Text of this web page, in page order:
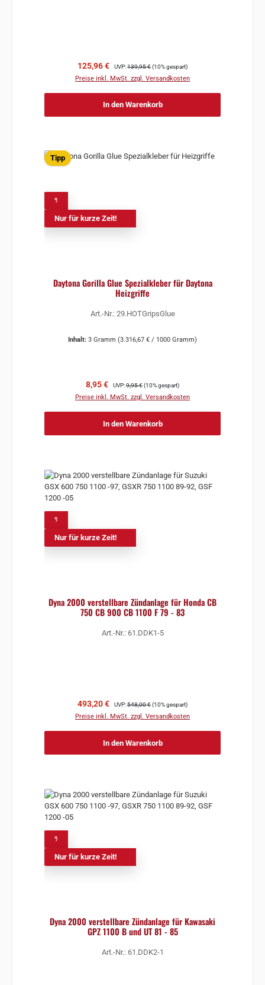
Verkaufspreis:
125,96 € Regulärer Preis:
UVP:139,95 €(10% gespart)
Preise inkl. MwSt. zzgl. Versandkosten
In den Warenkorb
Tipp
Nur für kurze Zeit!
Daytona Gorilla Glue Spezialkleber für Daytona
Heizgriffe
Art.-Nr.: 29.HOTGripsGlue
Inhalt: 3 Gramm (3.316,67 € / 1000 Gramm)
Verkaufspreis:
8,95 € Regulärer Preis:
UVP:9,95 €(10% gespart)
Preise inkl. MwSt. zzgl. Versandkosten
In den Warenkorb
Nur für kurze Zeit!
Dyna 2000 verstellbare Zündanlage für Honda CB
750 CB 900 CB 1100 F 79 - 83
Art.-Nr.: 61.DDK1-5
Verkaufspreis:
493,20 € Regulärer Preis:
UVP:548,00 €(10% gespart)
Preise inkl. MwSt. zzgl. Versandkosten
In den Warenkorb
Nur für kurze Zeit!
Dyna 2000 verstellbare Zündanlage für Kawasaki
GPZ 1100 B und UT 81 - 85
Art.-Nr.: 61.DDK2-1